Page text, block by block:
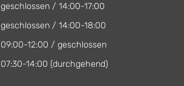
geschlossen / 14:00-17:00
geschlossen / 14:00-18:00
09:00-12:00 / geschlossen
07:30-14:00 (durchgehend)